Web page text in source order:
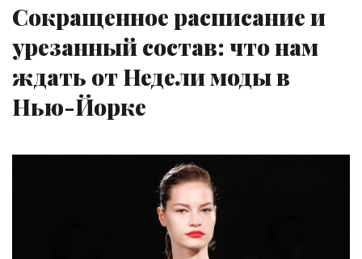
Сокращенное расписание и
урезанный состав: что нам
ждать от Недели моды в
Нью-Йорке